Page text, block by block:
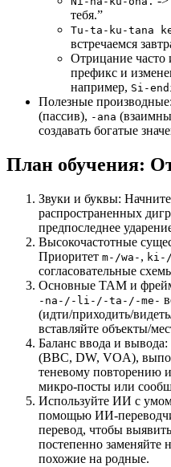
тебя.”
Tu-ta-ku-tana
встречаемся
Отрицание часто
префикс и
например, Si-
Полезные производные:
(пассив), -ana
создавать богатые
План обучения:
Звуки и буквы:
распространенных
предпоследнее
Высокочастотные
Приоритет m-/wa- ,
согласовательные
Основные TAM и
-na-/-li-/-ta-/-me-
(идти/приходить/
вставляйте объекты/
Баланс ввода и
(BBC, DW, VOA),
теневому повторению
микро-посты или
Используйте ИИ с
помощью ИИ-
перевод, чтобы
постепенно заменяйте
похожие на родные.